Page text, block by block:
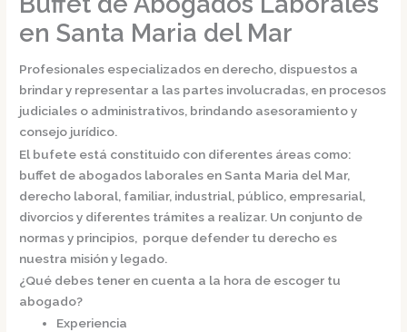
en Santa Maria del Mar
Profesionales especializados en derecho, dispuestos a
brindar y representar a las partes involucradas, en procesos
judiciales o administrativos, brindando asesoramiento y
consejo jurídico.
El bufete está constituido con diferentes áreas como:
buffet de abogados laborales en Santa Maria del Mar,
derecho laboral, familiar, industrial, público, empresarial,
divorcios y diferentes trámites a realizar. Un conjunto de
normas y principios, porque defender tu derecho es
nuestra misión y legado.
¿Qué debes tener en cuenta a la hora de escoger tu
abogado?
Experiencia